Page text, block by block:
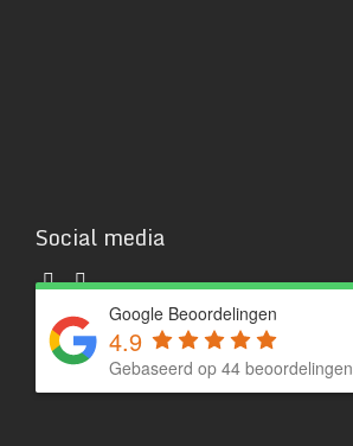
Social media
Google Beoordelingen
4.9
Gebaseerd op 44 beoordelingen